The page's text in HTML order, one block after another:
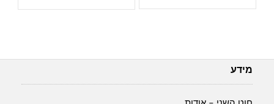
פלסטיק
פלסטיק
17
מידע